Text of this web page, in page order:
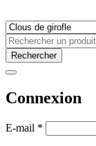
Rechercher
Connexion
E-mail *